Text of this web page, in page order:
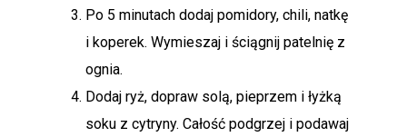
Po 5 minutach dodaj pomidory, chili, natkę
i koperek. Wymieszaj i ściągnij patelnię z
ognia.
Dodaj ryż, dopraw solą, pieprzem i łyżką
soku z cytryny. Całość podgrzej i podawaj